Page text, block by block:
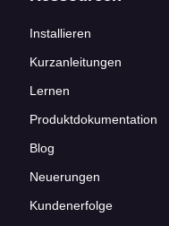
Installieren
Kurzanleitungen
Lernen
Produktdokumentation
Blog
Neuerungen
Kundenerfolge